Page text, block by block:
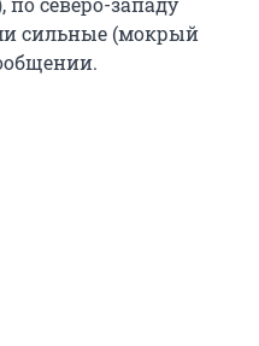
сильные (мокрый